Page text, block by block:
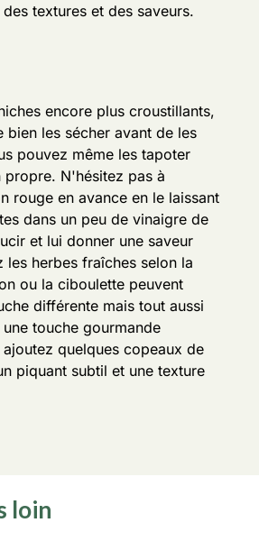
textures et des saveurs.
encore plus croustillants,
bien les sécher avant de les
pouvez même les tapoter
propre. N'hésitez pas à
rouge en avance en le laissant
dans un peu de vinaigre de
et lui donner une saveur
les herbes fraîches selon la
ou la ciboulette peuvent
différente mais tout aussi
une touche gourmande
quelques copeaux de
piquant subtil et une texture
loin